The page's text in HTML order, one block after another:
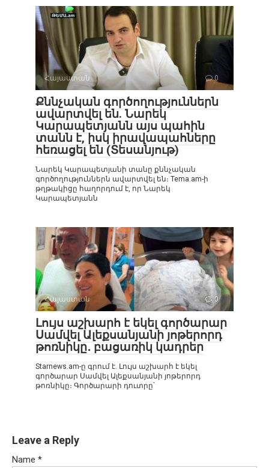
Հայաստան 0
Քննչական գործողություններն
ավարտվել են. Նարեկ
Կարապետյանն այս պահին
տանն է, իսկ իրավապահները
հեռացել են (Տեսանյութ)
Նարեկ Կարապետյանի տանը քննչական
գործողություններն ավարտվել են։ Tema.am-ի
թղթակիցը հաղորդում է, որ Նարեկ
Կարապետյանն
Հայաստան 0
Լույս աշխարհ է եկել գործարար
Սամվել Ալեքսանյանի յոթերորդ
թոռնիկը․ բացառիկ կադրեր
Starnews.am-ը գրում է. Լույս աշխարհ է եկել
գործարար Սամվել Ալեքսանյանի յոթերորդ
թոռնիկը։ Գործարարի դուտրը՝
Leave a Reply
Name *